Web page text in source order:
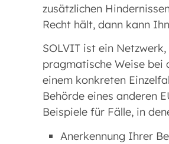
zusätzlichen
Recht hält, dann kann
SOLVIT ist ein
pragmatische Weise bei
einem konkreten
Behörde eines anderen
Beispiele für Fälle, in
Anerkennung Ihrer